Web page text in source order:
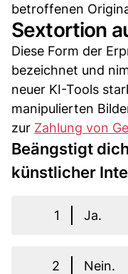
betroffenen
Sextortion
Diese Form der
bezeichnet und
neuer KI-Tools
manipulierten
zur Zahlung von
Beängstigt
künstlicher
1 Ja.
2
Nein.